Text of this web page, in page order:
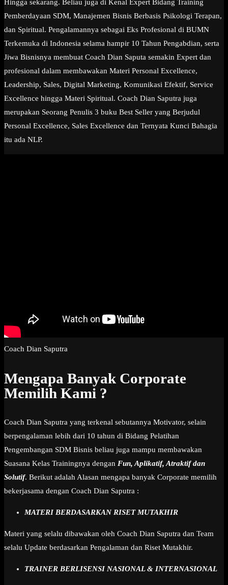
Hingga sekarang. Beliau juga di Kenal Expert Bidang Training
Pemberdayaan SDM, Manajemen Bisnis Berbasis Psikologi Terapan,
dan Spiritual. Pengalamannya sebagai Eks Profesional di BUMN
Terkemuka di Indonesia selama hampir 10 Tahun Pengabdian, serta
Jiwa Bisnisnya membuat Coach Dian Saputa semakin Expert dan
profesional dalam membawakan Materi Personal Excellence,
Leadership, Sales, Digital Marketing, Komunikasi Efektif, Service
Excellence hingga Materi Spiritual. Coach Dian Saputra juga
merupakan Seorang Penulis 3 buku Best Seller yang Berjudul
Personal Excellence, Sales Excellence dan Ternyata Kunci Bahagia
itu ada NLP.
Coach Dian Saputra
Mengapa Banyak Corporate
Memilih Kami ?
Coach Dian Saputra yang terkenal sebutannya Motivator, selain
berpengalaman lebih dari 10 tahun di Bidang Pelatihan
Pengembangan SDM Bisnis beliau juga mampu membawakan
Suasana Kelas Trainingnya dengan Fun, Aplikatif, Atraktif dan
Solutif. Berikut adalah Alasan mengapa banyak Corporate memilih
bekerjasama dengan Coach Dian Saputra :
MATERI BERDASARKAN RISET MUTAKHIR
Materi yang selalu dibawakan oleh Coach Dian Saputra dan Team
selalu Update berdasarkan Pengalaman dan Riset Mutakhir.
TRAINER BERLISENSI NASIONAL & INTERNASIONAL